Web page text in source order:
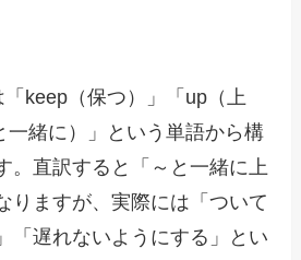
「keep（保つ）」「up（上
一緒に）」という単語から構
。直訳すると「～と一緒に上
りますが、実際には「ついて
「遅れないようにする」とい